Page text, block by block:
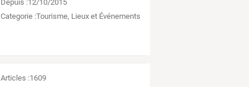
Depuis :12/10/2015
Categorie :Tourisme, Lieux et Événements
Articles :1609